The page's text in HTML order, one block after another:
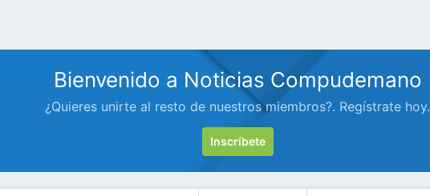
Bienvenido a Noticias Compudemano
¿Quieres unirte al resto de nuestros miembros?. Regístrate hoy.
Inscríbete